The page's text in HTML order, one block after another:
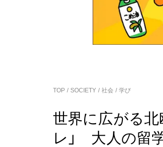
TOP SOCIETY 社会 学び
世界に広がる北
レ」 大人の留